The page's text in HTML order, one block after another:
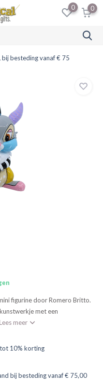
0 0
bij besteding vanaf € 75
figurine door Romero Britto.
met een
Lees meer
10% korting
bij besteding vanaf € 75,00